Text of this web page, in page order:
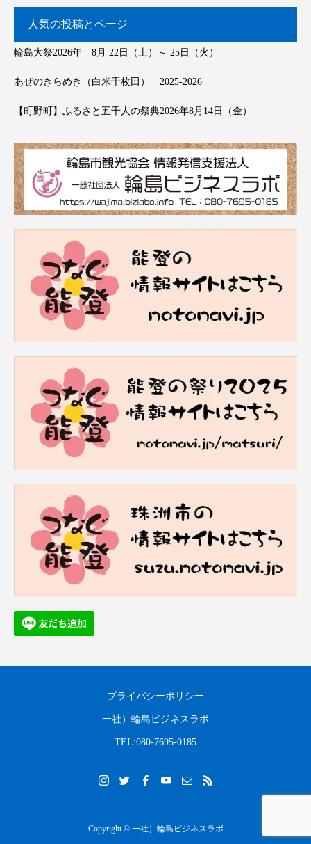
人気の投稿とページ
輪島大祭2026年 8月 22日（土）～ 25日（火）
あぜのきらめき（白米千枚田） 2025-2026
【町野町】ふるさと五千人の祭典2026年8月14日（金）
プライバシーポリシー
一社）輪島ビジネスラボ
TEL:080-7695-0185
Copyright © 一社）輪島ビジネスラボ